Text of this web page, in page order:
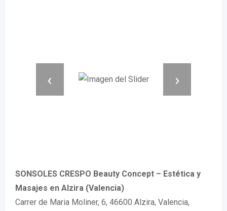
‹ ›
SONSOLES CRESPO Beauty Concept – Estética y
Masajes en Alzira (Valencia)
Carrer de Maria Moliner, 6, 46600 Alzira, Valencia,